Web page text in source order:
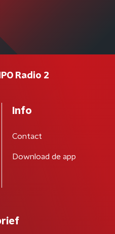
Radio 2
Info
Contact
Download de app